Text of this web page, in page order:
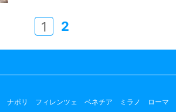
1 2
ナポリ フィレンツェ ベネチア ミラノ ローマ